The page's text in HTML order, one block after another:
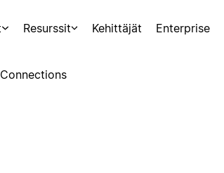
Resurssit Kehittäjät Enterprise
Connections